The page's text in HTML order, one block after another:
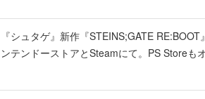
『シュタゲ』新作『STEINS;GATE
ンテンドーストアとSteamにて。PS Storeも